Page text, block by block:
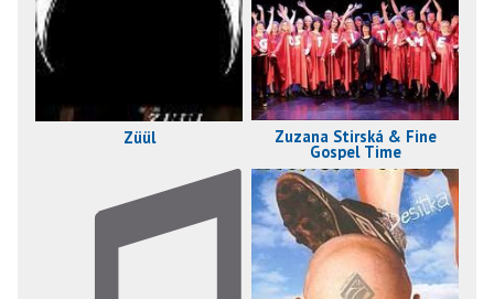
Züül Zuzana Stirská & Fine
Gospel Time